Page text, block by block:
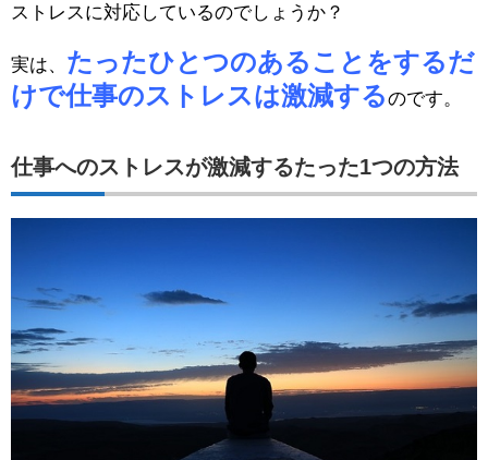
ストレスに対応しているのでしょうか？
実は、 たったひとつのあることをするだ
けで仕事のストレスは激減するのです。
仕事へのストレスが激減するたった1つの方法